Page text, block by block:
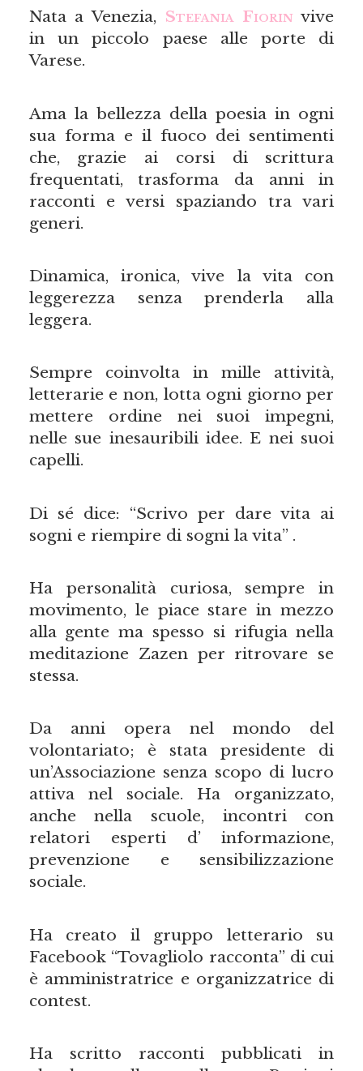
Nata a Venezia, Stefania Fiorinvive
in un piccolo paese alle porte di
Varese.
Ama la bellezza della poesia in ogni
sua forma e il fuoco dei sentimenti
che, grazie ai corsi di scrittura
frequentati, trasforma da anni in
racconti e versi spaziando tra vari
generi.
Dinamica, ironica, vive la vita con
leggerezza senza prenderla alla
leggera.
Sempre coinvolta in mille attività,
letterarie e non, lotta ogni giorno per
mettere ordine nei suoi impegni,
nelle sue inesauribili idee. E nei suoi
capelli.
Di sé dice: “Scrivo per dare vita ai
sogni e riempire di sogni la vita” .
Ha personalità curiosa, sempre in
movimento, le piace stare in mezzo
alla gente ma spesso si rifugia nella
meditazione Zazen per ritrovare se
stessa.
Da anni opera nel mondo del
volontariato; è stata presidente di
un’Associazione senza scopo di lucro
attiva nel sociale. Ha organizzato,
anche nella scuole, incontri con
relatori esperti d’ informazione,
prevenzione e sensibilizzazione
sociale.
Ha creato il gruppo letterario su
Facebook “Tovagliolo racconta” di cui
è amministratrice e organizzatrice di
contest.
Ha scritto racconti pubblicati in